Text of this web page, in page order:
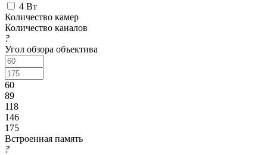
4 Вт
Количество камер
Количество каналов
?
Угол обзора объектива
60
89
118
146
175
Встроенная память
?